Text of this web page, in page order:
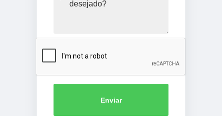
Enviar